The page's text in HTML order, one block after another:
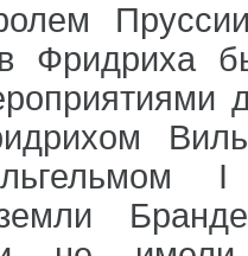
Фридриха
земли